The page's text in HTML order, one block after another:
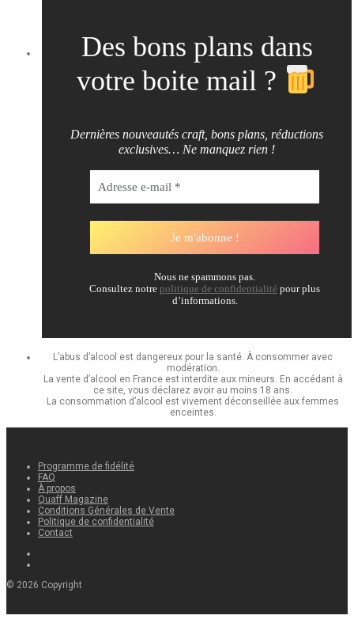
Des bons plans dans
votre boite mail ?
Dernières nouveautés craft, bons plans, réductions
exclusives… Ne manquez rien !
Nous ne spammons pas.
Consultez notre politique de confidentialité pour plus
d’informations.
L’abus d’alcool est dangereux pour la santé. À consommer avec
modération.
La vente d’alcool en France est interdite aux mineurs. En accédant à
ce site, vous déclarez avoir au moins 18 ans.
La consommation d’alcool est vivement déconseillée aux femmes
enceintes.
Programme de fidélité
FAQ
À propos
Quaff Magazine
Conditions Générales de Vente
Politique de confidentialité
Contact
© 2026 Copyright